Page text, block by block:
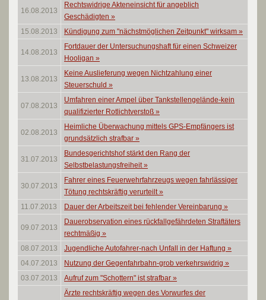
16.08.2013
Rechtswidrige Akteneinsicht für angeblich
Geschädigten »
15.08.2013
Kündigung zum "nächstmöglichen Zeitpunkt" wirksam »
14.08.2013
Fortdauer der Untersuchungshaft für einen Schweizer
Hooligan »
13.08.2013
Keine Auslieferung wegen Nichtzahlung einer
Steuerschuld »
07.08.2013
Umfahren einer Ampel über Tankstellengelände-kein
qualifizierter Rotlichtverstoß »
02.08.2013
Heimliche Überwachung mittels GPS-Empfängers ist
grundsätzlich strafbar »
31.07.2013
Bundesgerichtshof stärkt den Rang der
Selbstbelastungsfreiheit»
30.07.2013
Fahrer eines Feuerwehrfahrzeugs wegen fahrlässiger
Tötung rechtskräftig verurteilt»
11.07.2013
Dauer der Arbeitszeit bei fehlender Vereinbarung »
09.07.2013
Dauerobservation eines rückfallgefährdeten Straftäters
rechtmäßig »
08.07.2013
Jugendliche Autofahrer-nach Unfall in der Haftung »
04.07.2013
Nutzung der Gegenfahrbahn-grob verkehrswidrig »
03.07.2013
Aufruf zum "Schottern" ist strafbar »
Ärzte rechtskräftig wegen des Vorwurfes der